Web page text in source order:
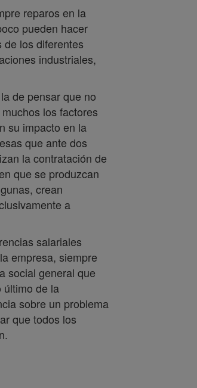
reparos en la
pueden hacer
los diferentes
industriales,
de pensar que no
los factores
su impacto en la
que ante dos
la contratación de
que se produzcan
crean
a
salariales
empresa, siempre
social general que
último de la
sobre un problema
que todos los